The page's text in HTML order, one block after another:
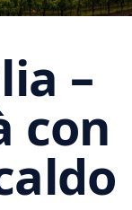
–
con